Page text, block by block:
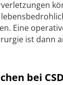
Eine
ist dann
bei